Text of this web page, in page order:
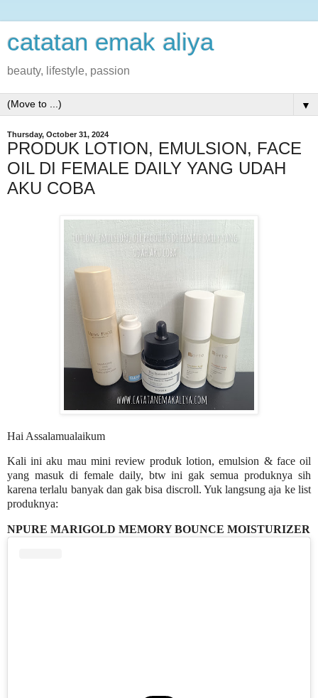
catatan emak aliya
beauty, lifestyle, passion
▼
Thursday, October 31, 2024
PRODUK LOTION, EMULSION, FACE
OIL DI FEMALE DAILY YANG UDAH
AKU COBA
Hai Assalamualaikum
Kali ini aku mau mini review produk lotion, emulsion & face oil
yang masuk di female daily, btw ini gak semua produknya sih
karena terlalu banyak dan gak bisa discroll. Yuk langsung aja ke list
produknya:
NPURE MARIGOLD MEMORY BOUNCE MOISTURIZER